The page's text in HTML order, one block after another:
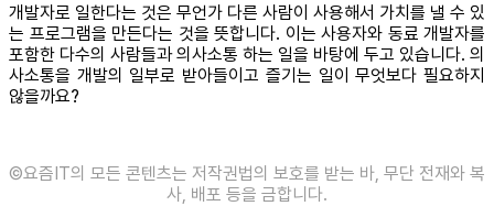
개발자로 일한다는 것은 무언가 다른 사람이 사용해서 가치를 낼 수 있
는 프로그램을 만든다는 것을 뜻합니다. 이는 사용자와 동료 개발자를
포함한 다수의 사람들과 의사소통 하는 일을 바탕에 두고 있습니다. 의
사소통을 개발의 일부로 받아들이고 즐기는 일이 무엇보다 필요하지
않을까요?
©️요즘IT의 모든 콘텐츠는 저작권법의 보호를 받는 바, 무단 전재와 복
사, 배포 등을 금합니다.